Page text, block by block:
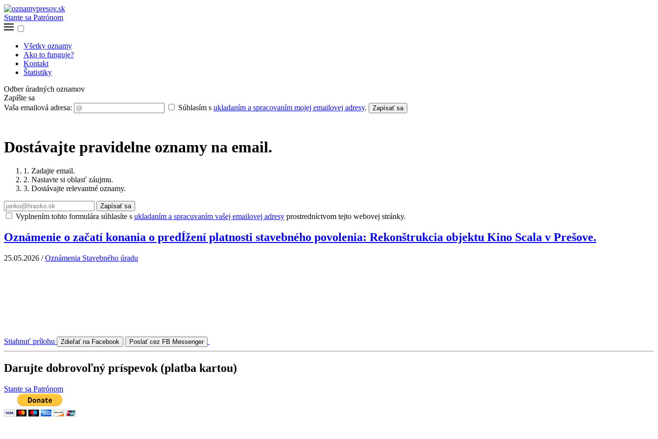
Stante sa Patrónom
Všetky oznamy
Ako to funguje?
Kontakt
Štatistiky
Odber úradných oznamov
Zapíšte sa
Vaša emailová adresa:
Súhlasím s ukladaním a spracovaním mojej emailovej adresy. Zapísať sa
Dostávajte pravidelne oznamy na email.
1. Zadajte email.
2. Nastavte si oblasť záujmu.
3. Dostávajte relevantné oznamy.
Zapísať sa
Vyplnením tohto formulára súhlasíte s ukladaním a spracuvaním vašej emailovej adresy prostredníctvom tejto webovej stránky.
Oznámenie o začatí konania o predÍžení platnosti stavebného povolenia: Rekonštrukcia objektu Kino Scala v Prešove.
25.05.2026 /Oznámenia Stavebného úradu
Stiahnuť prílohu Zdieľať na Facebook Poslať cez FB Messenger
Darujte dobrovoľný príspevok (platba kartou)
Stante sa Patrónom